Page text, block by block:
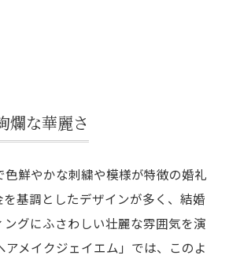
爛な華麗さ
鮮やかな刺繍や模様が特徴の婚礼
基調としたデザインが多く、結婚
グにふさわしい壮麗な雰囲気を演
アメイクジェイエム」では、このよ